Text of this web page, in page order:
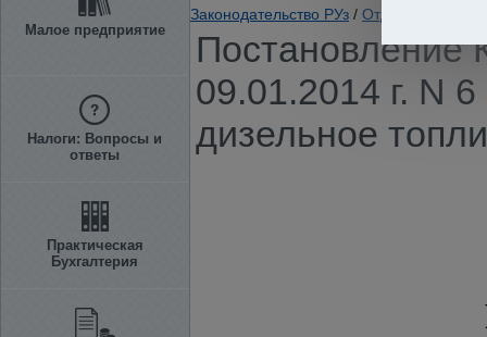
Малое предприятие
Налоги: Вопросы и
ответы
Практическая
Бухгалтерия
Законодательство РУз / Отдельные
Постановление
09.01.2014 г. N
дизельное